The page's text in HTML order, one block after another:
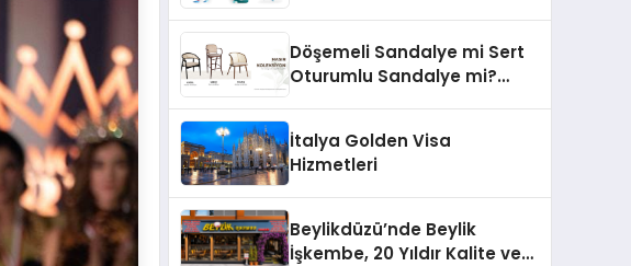
Döşemeli Sandalye mi Sert
Oturumlu Sandalye mi?
İtalya Golden Visa
Hizmetleri
Beylikdüzü’nde Beylik
İşkembe, 20 Yıldır Kalite ve